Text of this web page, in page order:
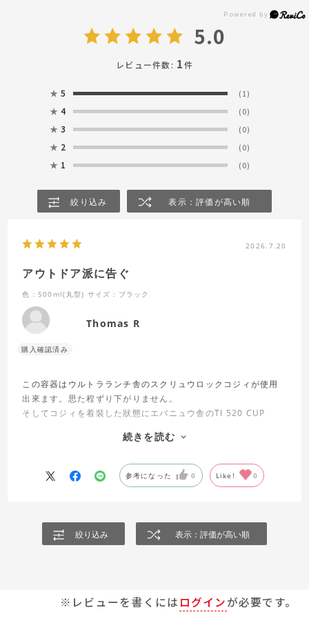
5.0
レビュー件数: 1件
★ 5 (1)
★ 4 (0)
★ 3 (0)
★ 2 (0)
★ 1 (0)
絞り込み 表示：評価が高い順
2026.7.20
アウトドア派に告ぐ
色：500ml(丸型) サイズ：ブラック
Thomas R
この容器はウルトラランチ舎のスクリュウロックコジィが使用
出來ます。思た程ずり下がりません。
そしてコジィを着裝した狀態にエバニュウ舎のTI 520 CUP
です。ジップロックの青を登山に使ひたくなひ人はこっちが良
続きを読む
参考になった 0 Like! 0
絞り込み 表示：評価が高い順
※レビューを書くには ログインが必要です。